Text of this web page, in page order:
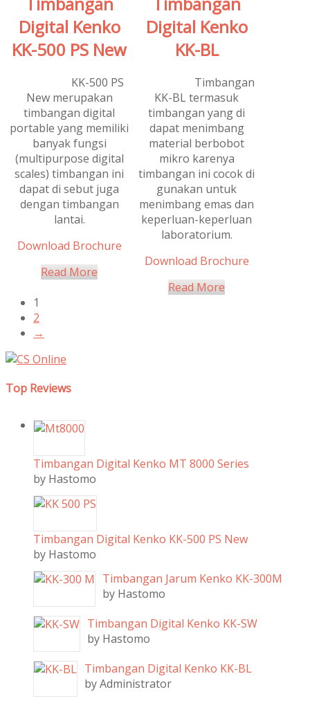
Digital Kenko
KK-500 PS New
RatedOut
Of 5
KK-500 PS
New merupakan
timbangan digital
portable yang memiliki
banyak fungsi
(multipurpose digital
scales) timbangan ini
dapat di sebut juga
dengan timbangan
lantai.
Download Brochure
Read More
Digital Kenko
KK-BL
RatedOut
Of 5
Timbangan
KK-BL termasuk
timbangan yang di
dapat menimbang
material berbobot
mikro karenya
timbangan ini cocok di
gunakan untuk
menimbang emas dan
keperluan-keperluan
laboratorium.
Download Brochure
Read More
1
2
→
Top Reviews
Timbangan Digital Kenko MT 8000 Series
by Hastomo
Timbangan Digital Kenko KK-500 PS New
by Hastomo
Timbangan Jarum Kenko KK-300M
by Hastomo
Timbangan Digital Kenko KK-SW
by Hastomo
Timbangan Digital Kenko KK-BL
by Administrator